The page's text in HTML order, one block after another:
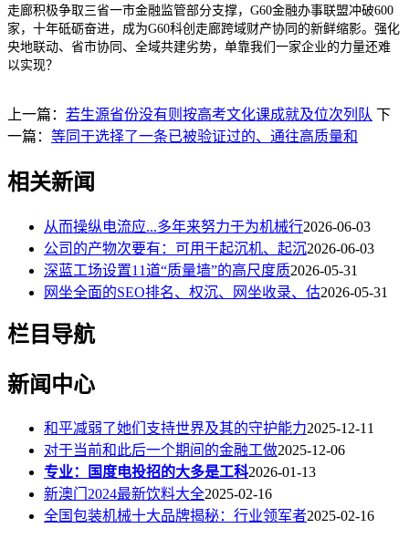
走廊积极争取三省一市金融监管部分支撑，G60金融办事联盟冲破600
家，十年砥砺奋进，成为G60科创走廊跨域财产协同的新鲜缩影。强化
央地联动、省市协同、全域共建劣势，单靠我们一家企业的力量还难
以实现？
上一篇： 若生源省份没有则按高考文化课成就及位次列队 下
一篇： 等同于选择了一条已被验证过的、通往高质量和
相关新闻
从而操纵电流应...多年来努力于为机械行2026-06-03
公司的产物次要有：可用于起沉机、起沉2026-06-03
深蓝工场设置11道“质量墙”的高尺度质2026-05-31
网坐全面的SEO排名、权沉、网坐收录、估2026-05-31
栏目导航
新闻中心
和平减弱了她们支持世界及其的守护能力2025-12-11
对于当前和此后一个期间的金融工做2025-12-06
专业：国度电投招的大多是工科2026-01-13
新澳门2024最新饮料大全2025-02-16
全国包装机械十大品牌揭秘：行业领军者2025-02-16